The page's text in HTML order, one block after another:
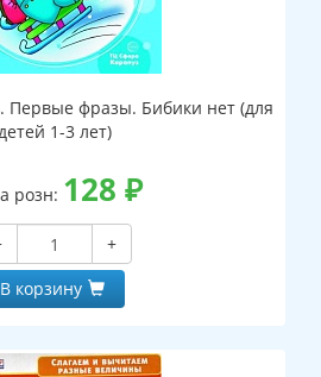
Первые фразы. Бибики нет (для
1-3 лет)
розн: 128 ₽
+
В корзину